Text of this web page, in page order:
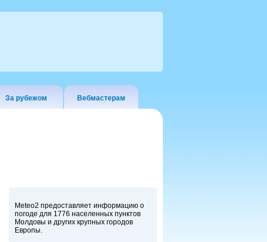
За рубежом Вебмастерам
Meteo2 предоставляет информацию о
погоде для 1776 населенных пунктов
Молдовы и других крупных городов
Европы.